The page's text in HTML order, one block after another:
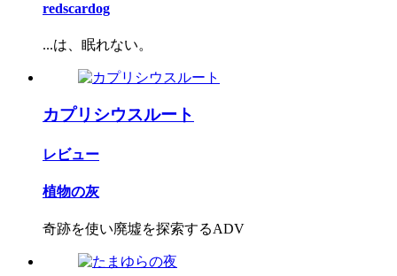
redscardog
...は、眠れない。
カプリシウスルート
レビュー
植物の灰
奇跡を使い廃墟を探索するADV